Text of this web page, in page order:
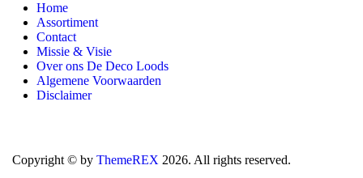
Home
Assortiment
Contact
Missie & Visie
Over ons De Deco Loods
Algemene Voorwaarden
Disclaimer
Copyright © by ThemeREX 2026. All rights reserved.